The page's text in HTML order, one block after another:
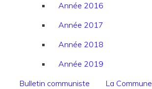
Année 2016
Année 2017
Année 2018
Année 2019
Bulletin communiste
La Commune